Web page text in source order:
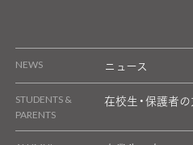
NEWS ニュース
STUDENTS &
PARENTS
在校生・保護者